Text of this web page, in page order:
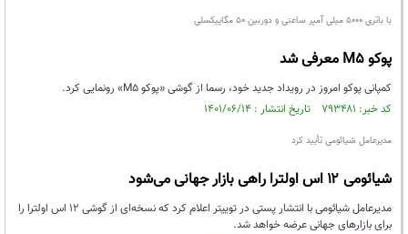
با باتری 5000 میلی آمپر ساعتی و دوربین 50 مگاپیکسلی
پوکو M5 معرفی شد
کمپانی پوکو امروز در رویداد جدید خود، رسما از گوشی «پوکو M5» رونمایی کرد.
کد خبر: ۷۹۳۴۸۱ تاریخ انتشار : ۱۴۰۱/۰۶/۱۴
مدیرعامل شیائومی تأیید کرد
شیائومی ۱۲ اس اولترا راهی بازار جهانی می‌شود
مدیرعامل شیائومی با انتشار پستی در توییتر اعلام کرد که نسخه‌‌ای از گوشی ۱۲ اس اولترا را
برای بازارهای جهانی عرضه خواهد شد.